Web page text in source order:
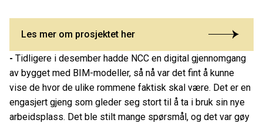
Les mer om prosjektet her
- Tidligere i desember hadde NCC en digital gjennomgang
av bygget med BIM-modeller, så nå var det fint å kunne
vise de hvor de ulike rommene faktisk skal være. Det er en
engasjert gjeng som gleder seg stort til å ta i bruk sin nye
arbeidsplass. Det ble stilt mange spørsmål, og det var gøy